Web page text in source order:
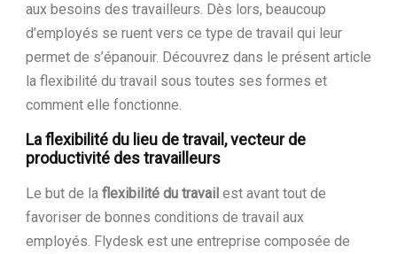
aux besoins des travailleurs. Dès lors, beaucoup
d’employés se ruent vers ce type de travail qui leur
permet de s’épanouir. Découvrez dans le présent article
la flexibilité du travail sous toutes ses formes et
comment elle fonctionne.
La flexibilité du lieu de travail, vecteur de
productivité des travailleurs
Le but de la flexibilité du travail est avant tout de
favoriser de bonnes conditions de travail aux
employés. Flydesk est une entreprise composée de